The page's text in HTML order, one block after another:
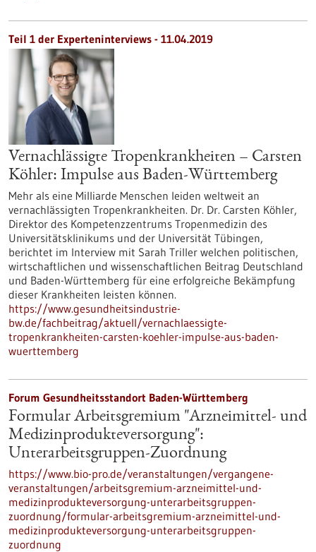
Teil 1 der Experteninterviews - 11.04.2019
Vernachlässigte Tropenkrankheiten – Carsten
Köhler: Impulse aus Baden-Württemberg
Mehr als eine Milliarde Menschen leiden weltweit an
vernachlässigten Tropenkrankheiten. Dr. Dr. Carsten Köhler,
Direktor des Kompetenzzentrums Tropenmedizin des
Universitätsklinikums und der Universität Tübingen,
berichtet im Interview mit Sarah Triller welchen politischen,
wirtschaftlichen und wissenschaftlichen Beitrag Deutschland
und Baden-Württemberg für eine erfolgreiche Bekämpfung
dieser Krankheiten leisten können.
https://www.gesundheitsindustrie-
bw.de/fachbeitrag/aktuell/vernachlaessigte-
tropenkrankheiten-carsten-koehler-impulse-aus-baden-
wuerttemberg
Forum Gesundheitsstandort Baden-Württemberg
Formular Arbeitsgremium "Arzneimittel- und
Medizinprodukteversorgung":
Unterarbeitsgruppen-Zuordnung
https://www.bio-pro.de/veranstaltungen/vergangene-
veranstaltungen/arbeitsgremium-arzneimittel-und-
medizinprodukteversorgung-unterarbeitsgruppen-
zuordnung/formular-arbeitsgremium-arzneimittel-und-
medizinprodukteversorgung-unterarbeitsgruppen-
zuordnung